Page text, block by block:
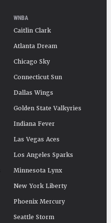
WNBA
Caitlin Clark
Atlanta Dream
Chicago Sky
Connecticut Sun
Dallas Wings
Golden State Valkyries
Indiana Fever
Las Vegas Aces
Los Angeles Sparks
Minnesota Lynx
New York Liberty
Phoenix Mercury
Seattle Storm